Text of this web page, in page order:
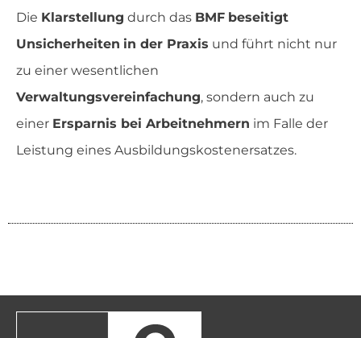
Die Klarstellung durch das BMF beseitigt
Unsicherheiten in der Praxis und führt nicht nur
zu einer wesentlichen
Verwaltungsvereinfachung, sondern auch zu
einer Ersparnis bei Arbeitnehmern im Falle der
Leistung eines Ausbildungskostenersatzes.